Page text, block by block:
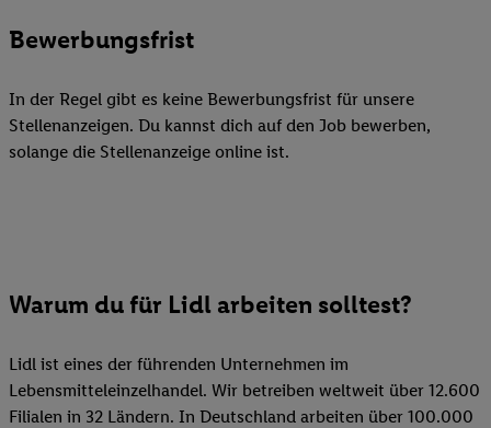
Bewerbungsfrist
In der Regel gibt es keine Bewerbungsfrist für unsere
Stellenanzeigen. Du kannst dich auf den Job bewerben,
solange die Stellenanzeige online ist.
Warum du für Lidl arbeiten solltest?
Lidl ist eines der führenden Unternehmen im
Lebensmitteleinzelhandel. Wir betreiben weltweit über 12.600
Filialen in 32 Ländern. In Deutschland arbeiten über 100.000